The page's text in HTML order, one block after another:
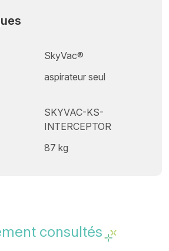
SkyVac®
aspirateur seul
SKYVAC-KS-
INTERCEPTOR
87 kg
consultés